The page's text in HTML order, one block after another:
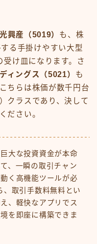
興産（5019） も、株
る手掛けやすい大型
け皿になります。さ
ィングス（5021） も
ちらは株価が数千円台
クラスであり、決して
ださい。
大な投資資金が本命
、一瞬の取引チャン
く高機能ツールが必
、取引手数料無料とい
、軽快なアプリでス
を即座に構築できま